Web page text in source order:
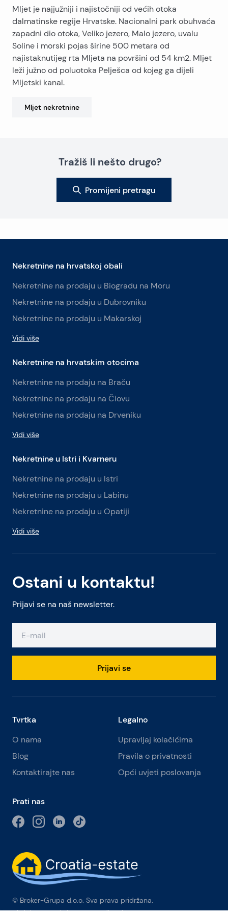
Mljet je najjužniji i najistočniji od većih otoka
dalmatinske regije Hrvatske. Nacionalni park obuhvaća
zapadni dio otoka, Veliko jezero, Malo jezero, uvalu
Soline i morski pojas širine 500 metara od
najistaknutijeg rta Mljeta na površini od 54 km2. Mljet
leži južno od poluotoka Pelješca od kojeg ga dijeli
Mljetski kanal.
Mljet nekretnine
Tražiš li nešto drugo?
Promijeni pretragu
Ostani u kontaktu!
Prijavi se na naš newsletter.
Prijavi se
Nekretnine na hrvatskoj obali
Nekretnine na prodaju u Biogradu na Moru
Nekretnine na prodaju u Dubrovniku
Nekretnine na prodaju u Makarskoj
Vidi više
Nekretnine na hrvatskim otocima
Nekretnine na prodaju na Braču
Nekretnine na prodaju na Čiovu
Nekretnine na prodaju na Drveniku
Vidi više
Nekretnine u Istri i Kvarneru
Nekretnine na prodaju u Istri
Nekretnine na prodaju u Labinu
Nekretnine na prodaju u Opatiji
Vidi više
Tvrtka
O nama
Blog
Kontaktirajte nas
Legalno
Upravljaj kolačićima
Pravila o privatnosti
Opći uvjeti poslovanja
Prati nas
© Broker-Grupa d.o.o. Sva prava pridržana.
Obala kneza Branimira 1, 21000 Split-Phone: +385 98 384 007